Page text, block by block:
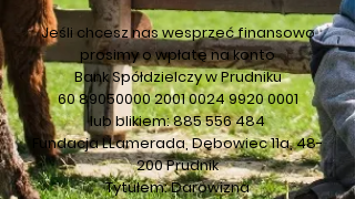
Jeśli chcesz nas wesprzeć finansowo
prosimy o wpłatę na konto
Bank Spółdzielczy w Prudniku
60 89050000 20010024 9920 0001
lub blikiem:885 556 484
Fundacja LLamerada, Dębowiec 11a, 48-
200 Prudnik
Tytułem: Darowizna